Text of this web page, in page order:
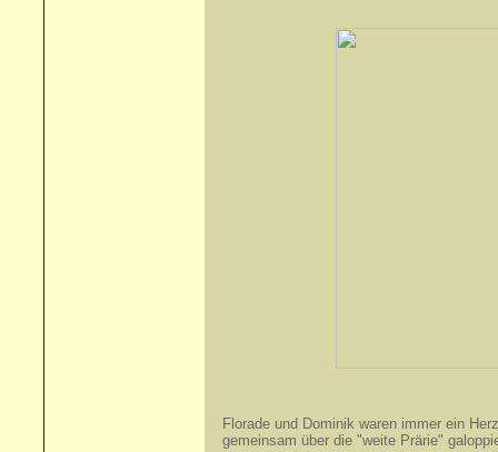
Florade und Dominik waren immer ein
gemeinsam über die "weite Prärie"